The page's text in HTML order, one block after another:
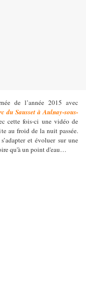
de l’année 2015 avec
du Sausset à Aulnay-sous-
cette fois-ci une vidéo de
au froid de la nuit passée.
et évoluer sur une
qu'à un point d'eau…